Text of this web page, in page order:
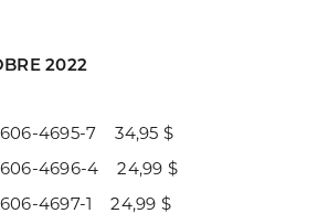
2022
4695-7 34,95 $
4696-4 24,99 $
4697-1 24,99 $